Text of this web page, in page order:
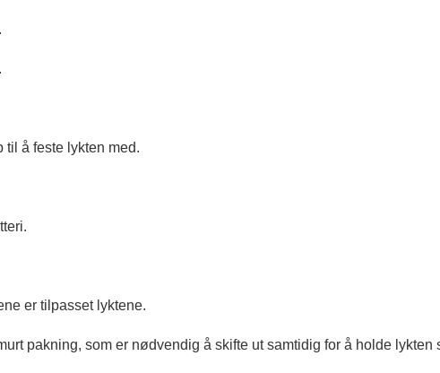
til å feste lykten med.
er tilpasset lyktene.
pakning, som er nødvendig å skifte ut samtidig for å holde lykten